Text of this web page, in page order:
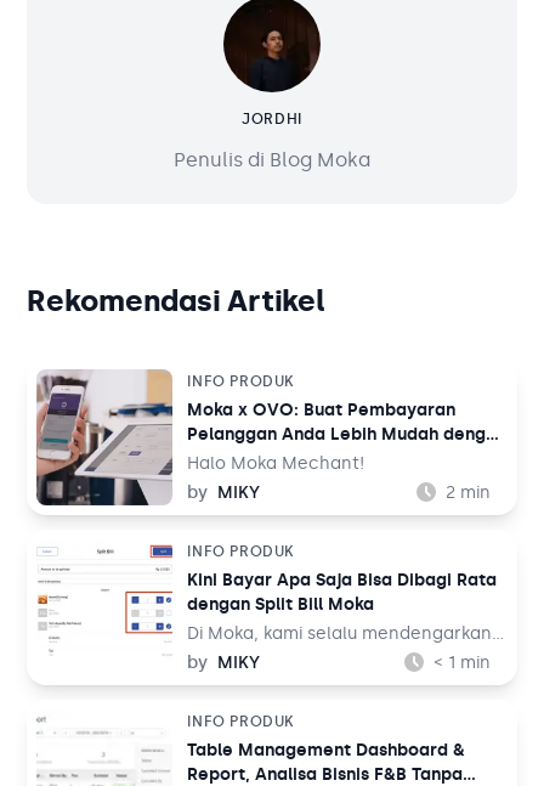
JORDHI
Penulis di Blog Moka
Rekomendasi Artikel
INFO PRODUK
Moka x OVO: Buat Pembayaran
Pelanggan Anda Lebih Mudah dengan
OVO
Halo Moka Mechant!
by MIKY 2 min
INFO PRODUK
Kini Bayar Apa Saja Bisa Dibagi Rata
dengan Split Bill Moka
Di Moka, kami selalu mendengarkan
saran dan kritik Anda agar kami terus
meningkatkan aplikasi kasir terdepan
menghadirkan fitur Split Bill kepada
Anda.
by MIKY < 1 min
INFO PRODUK
Table Management Dashboard &
Report, Analisa Bisnis F&B Tanpa